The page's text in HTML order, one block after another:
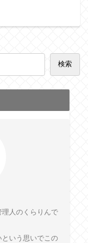
検索
理人のくらりんで
いう思いでこの